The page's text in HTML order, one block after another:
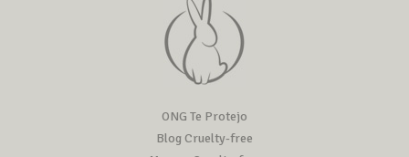
ONG Te Protejo
Blog Cruelty-free